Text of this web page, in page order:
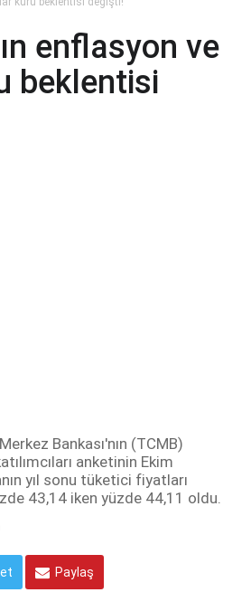
enflasyon ve
beklentisi
Bankası'nın (TCMB)
anketinin Ekim
yıl sonu tüketici fiyatları
43,14 iken yüzde 44,11 oldu.
Paylaş